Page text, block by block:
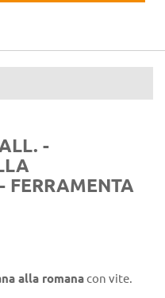
-
FERRAMENTA
alla romanacon vite.